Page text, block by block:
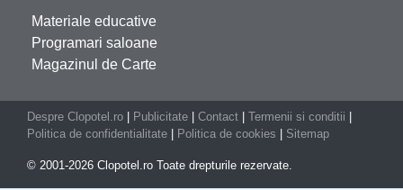
Materiale educative
Programari saloane
Magazinul de Carte
Despre Clopotel.ro Publicitate Contact Termenii si conditii
Politica de confidentialitate
Politica de cookies Sitemap
© 2001-2026 Clopotel.ro Toate drepturile rezervate.